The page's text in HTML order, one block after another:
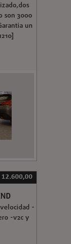
son 3000
un
12.600,00
-
-v2c y